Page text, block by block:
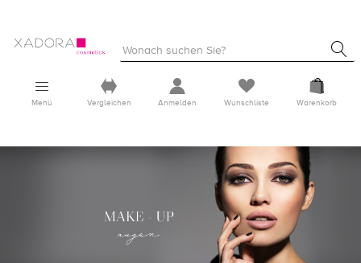
Menü Vergleichen Anmelden Wunschliste Warenkorb